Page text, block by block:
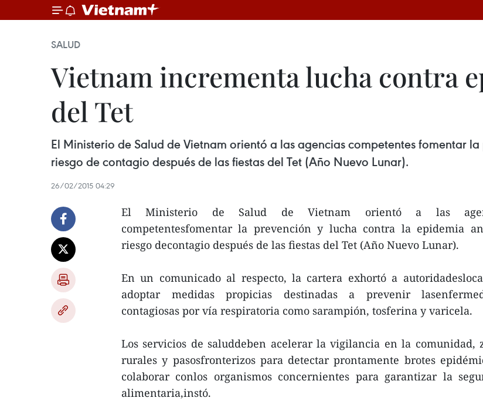
SALUD
Vietnam incrementa lucha contra
del Tet
El Ministerio de Salud de Vietnam orientó a las agencias competentes fomentar
riesgo de contagio después de las fiestas del Tet (Año Nuevo Lunar).
26/02/2015 04:29
El Ministerio de Salud de Vietnam orientó a las
competentesfomentar la prevención y lucha contra la epidemia
riesgo decontagio después de las fiestas del Tet (Año Nuevo Lunar).
En un comunicado al respecto, la cartera exhortó a
adoptar medidas propicias destinadas a prevenir
contagiosas por vía respiratoria como sarampión, tosferina y varicela.
Los servicios de saluddeben acelerar la vigilancia en la comunidad,
rurales y pasosfronterizos para detectar prontamente brotes
colaborar conlos organismos concernientes para garantizar la
alimentaria,instó.